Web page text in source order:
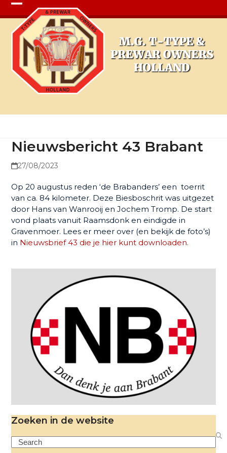
Open
mobile
menu
Close
mobile
menu
Nieuwsbericht 43 Brabant
27/08/2023
Op 20 augustus reden ‘de Brabanders’ een toerrit
van ca. 84 kilometer. Deze Biesboschrit was uitgezet
door Hans van Wanrooij en Jochem Tromp. De start
vond plaats vanuit Raamsdonk en eindigde in
Gravenmoer. Lees er meer over (en bekijk de foto’s)
in Nieuwsbrief 43 die je hier kunt downloaden.
Zoeken in de website
Search